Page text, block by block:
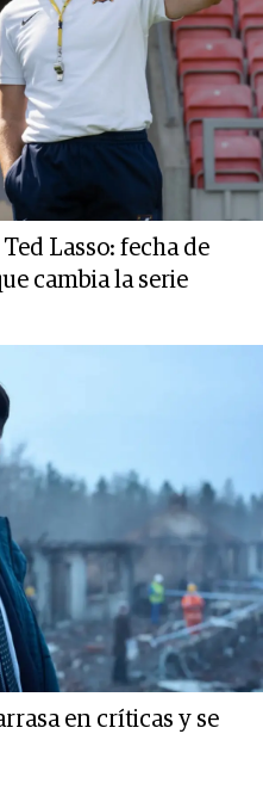
Lasso: fecha de
cambia la serie
en críticas y se